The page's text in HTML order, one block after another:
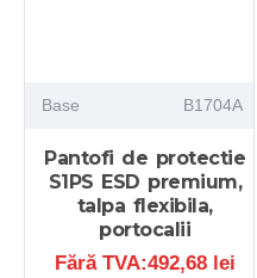
Base B1704A
Pantofi de protectie
S1PS ESD premium,
talpa flexibila,
portocalii
Fără TVA:492,68 lei